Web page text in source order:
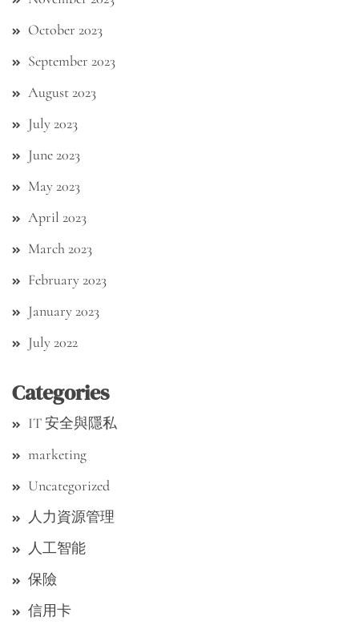
October 2023
September 2023
August 2023
July 2023
June 2023
May 2023
April 2023
March 2023
February 2023
January 2023
July 2022
Categories
IT 安全與隱私
marketing
Uncategorized
人力資源管理
人工智能
保險
信用卡